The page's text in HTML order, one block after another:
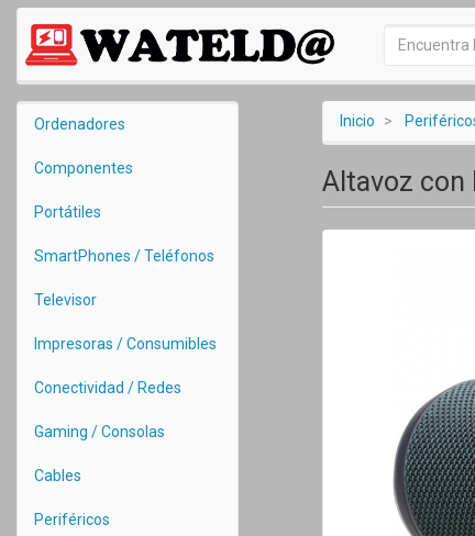
Ordenadores
Componentes
Portátiles
SmartPhones / Teléfonos
Televisor
Impresoras / Consumibles
Conectividad / Redes
Gaming / Consolas
Cables
Periféricos
Inicio
Altavoz con